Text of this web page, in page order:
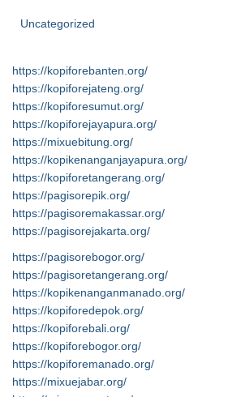
Uncategorized
https://kopiforebanten.org/
https://kopiforejateng.org/
https://kopiforesumut.org/
https://kopiforejayapura.org/
https://mixuebitung.org/
https://kopikenanganjayapura.org/
https://kopiforetangerang.org/
https://pagisorepik.org/
https://pagisoremakassar.org/
https://pagisorejakarta.org/
https://pagisorebogor.org/
https://pagisoretangerang.org/
https://kopikenanganmanado.org/
https://kopiforedepok.org/
https://kopiforebali.org/
https://kopiforebogor.org/
https://kopiforemanado.org/
https://mixuejabar.org/